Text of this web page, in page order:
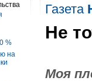
%
на
Газета
Не
Моя